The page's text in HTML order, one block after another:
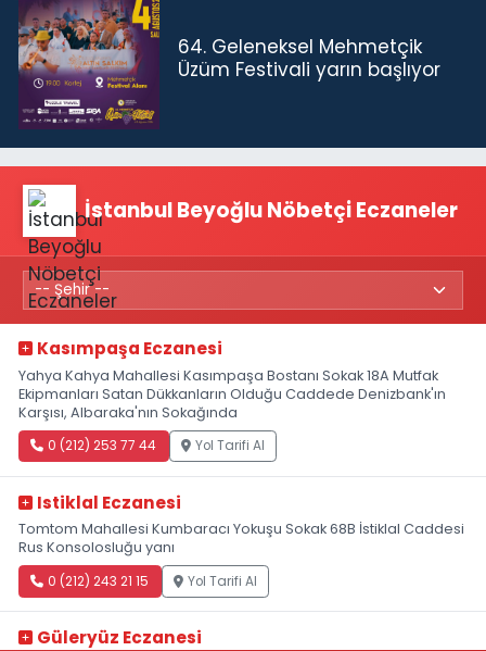
64. Geleneksel Mehmetçik
Üzüm Festivali yarın başlıyor
İstanbul Beyoğlu Nöbetçi Eczaneler
Kasımpaşa Eczanesi
Yahya Kahya Mahallesi Kasımpaşa Bostanı Sokak 18A Mutfak
Ekipmanları Satan Dükkanların Olduğu Caddede Denizbank'ın
Karşısı, Albaraka'nın Sokağında
0 (212) 253 77 44 Yol Tarifi Al
Istiklal Eczanesi
Tomtom Mahallesi Kumbaracı Yokuşu Sokak 68B İstiklal Caddesi
Rus Konsolosluğu yanı
0 (212) 243 21 15 Yol Tarifi Al
Güleryüz Eczanesi